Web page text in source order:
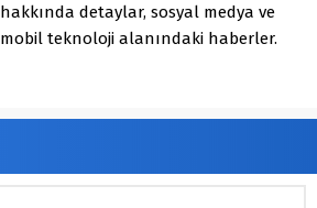
hakkında detaylar, sosyal medya ve
mobil teknoloji alanındaki haberler.